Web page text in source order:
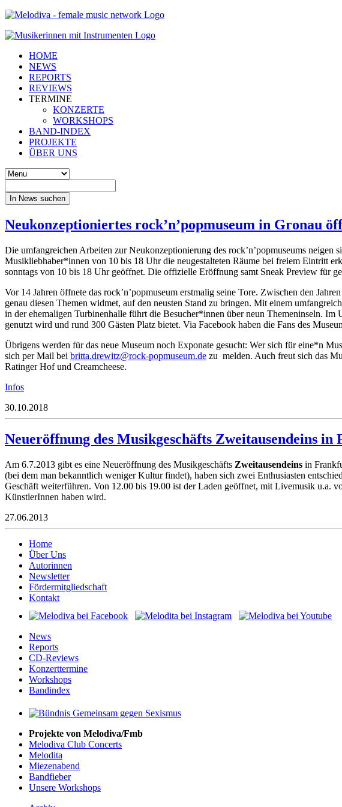
HOME
NEWS
REPORTS
REVIEWS
TERMINE
KONZERTE
WORKSHOPS
BAND-INDEX
PROJEKTE
ÜBER UNS
In News suchen
Neukonzeptioniertes rock’n’popmuseum in Gronau
Die umfangreichen Arbeiten zur Neukonzeptionierung des rock’n’popmuseums
Musikliebhaber*innen von 10 bis 18 Uhr die neugestalteten Räume bei freiem Eintritt
sonntags von 10 bis 18 Uhr geöffnet. Die offizielle Eröffnung samt Sneak Preview für
Vor 14 Jahren öffnete das rock’n’popmuseum erstmalig seine Tore. Zwischen den
genau diesen Themen widmet, auf den neusten Stand zu bringen. Mit einem
in der ehemaligen Turbinenhalle führt die Besucher*innen über neun Themeninseln.
genutzt wird und rund 300 Gästen Platz bietet. Via Facebook haben die Fans des
Übrigens werden für das neue Museum noch Exponate gesucht: Wer sich für eine*n
sich per Mail bei
ed.mu
esump
op-kc
or@zt
iwerd
.atti
rb zu melden. Auch freut sich das
Ratinger Hof und Creamcheese.
Infos
30.10.2018
Neueröffnung des Musikgeschäfts Zweitausendeins in
Am 6.7.2013 gibt es eine Neueröffnung des Musikgeschäfts Zweitausendeins in
(bei dem man bekanntlich weniger Kultur findet), haben sich zwei Enthusiasten
Geschäft weiterführen. Von 12.00 bis 19.00 ist der Laden geöffnet, mit Livemusik u.a.
KünstlerInnen haben wird.
27.06.2013
Home
Über Uns
Autorinnen
Newsletter
Fördermitgliedschaft
Kontakt
News
Reports
CD-Reviews
Konzerttermine
Workshops
Bandindex
Projekte von Melodiva/Fmb
Melodiva Club Concerts
Melodita
Miezenabend
Bandfieber
Unsere Workshops